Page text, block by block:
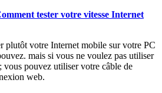
tester votre vitesse Internet
plutôt votre Internet mobile sur votre PC
mais si vous ne voulez pas utiliser
vous pouvez utiliser votre câble de
web.